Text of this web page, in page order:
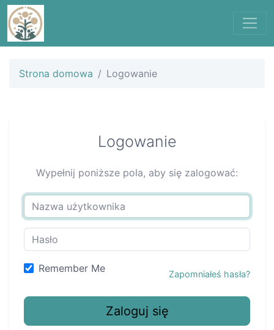
Strona domowa Logowanie
Logowanie
Wypełnij poniższe pola, aby się zalogować:
Remember Me Zapomniałeś hasła?
Zaloguj się